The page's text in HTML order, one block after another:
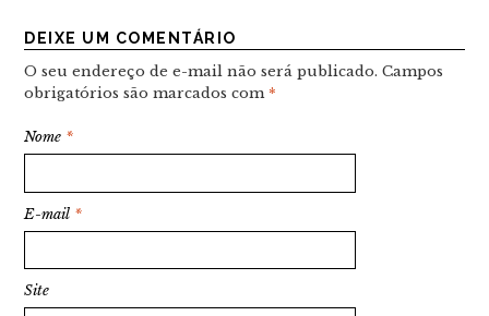
DEIXE UM COMENTÁRIO
O seu endereço de e-mail não será publicado. Campos
obrigatórios são marcados com *
Nome *
E-mail *
Site